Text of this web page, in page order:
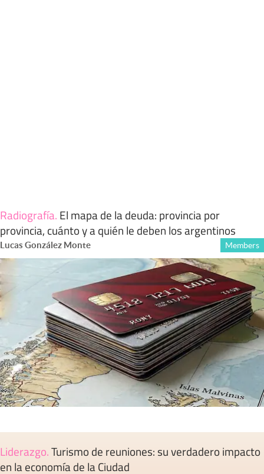
Radiografía. El mapa de la deuda: provincia por
provincia, cuánto y a quién le deben los argentinos
Lucas González Monte Members
Liderazgo.Turismo de reuniones: su verdadero impacto
en la economía de la Ciudad